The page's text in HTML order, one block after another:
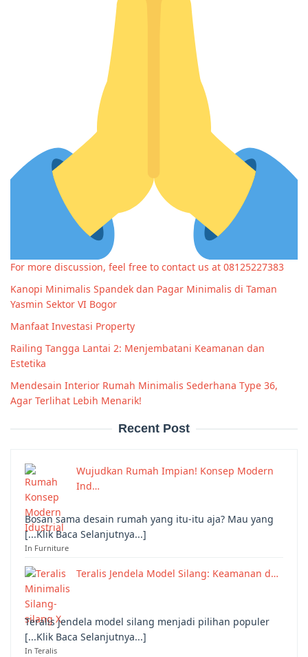
For more discussion, feel free to contact us at 08125227383
Kanopi Minimalis Spandek dan Pagar Minimalis di Taman
Yasmin Sektor VI Bogor
Manfaat Investasi Property
Railing Tangga Lantai 2: Menjembatani Keamanan dan
Estetika
Mendesain Interior Rumah Minimalis Sederhana Type 36,
Agar Terlihat Lebih Menarik!
Recent Post
Wujudkan Rumah Impian! Konsep Modern
Ind…
Bosan sama desain rumah yang itu-itu aja? Mau yang
[...Klik Baca Selanjutnya...]
In Furniture
Teralis Jendela Model Silang: Keamanan d…
Teralis jendela model silang menjadi pilihan populer
[...Klik Baca Selanjutnya...]
In Teralis